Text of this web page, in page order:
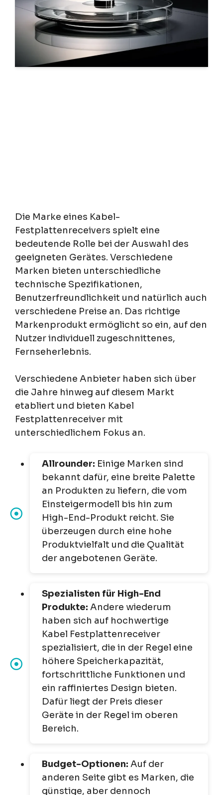
Die Marke eines Kabel-
Festplattenreceivers spielt eine
bedeutende Rolle bei der Auswahl des
geeigneten Gerätes. Verschiedene
Marken bieten unterschiedliche
technische Spezifikationen,
Benutzerfreundlichkeit und natürlich auch
verschiedene Preise an. Das richtige
Markenprodukt ermöglicht so ein, auf den
Nutzer individuell zugeschnittenes,
Fernseherlebnis.
Verschiedene Anbieter haben sich über
die Jahre hinweg auf diesem Markt
etabliert und bieten Kabel
Festplattenreceiver mit
unterschiedlichem Fokus an.
Allrounder: Einige Marken sind
bekannt dafür, eine breite Palette
an Produkten zu liefern, die vom
Einsteigermodell bis hin zum
High-End-Produkt reicht. Sie
überzeugen durch eine hohe
Produktvielfalt und die Qualität
der angebotenen Geräte.
Spezialisten für High-End
Produkte: Andere wiederum
haben sich auf hochwertige
Kabel Festplattenreceiver
spezialisiert, die in der Regel eine
höhere Speicherkapazität,
fortschrittliche Funktionen und
ein raffiniertes Design bieten.
Dafür liegt der Preis dieser
Geräte in der Regel im oberen
Bereich.
Budget-Optionen: Auf der
anderen Seite gibt es Marken, die
günstige, aber dennoch